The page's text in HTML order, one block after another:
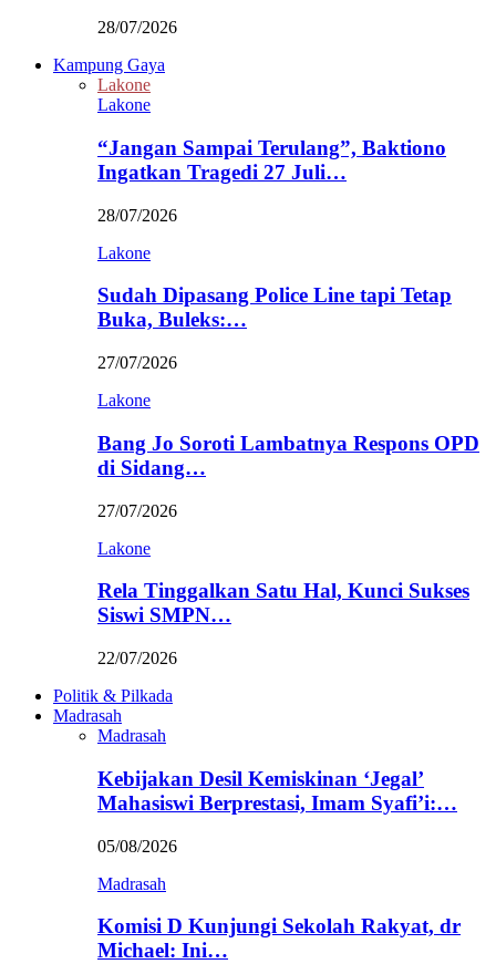
28/07/2026
Kampung Gaya
Lakone
Lakone
“Jangan Sampai Terulang”, Baktiono
Ingatkan Tragedi 27 Juli…
28/07/2026
Lakone
Sudah Dipasang Police Line tapi Tetap
Buka, Buleks:…
27/07/2026
Lakone
Bang Jo Soroti Lambatnya Respons OPD
di Sidang…
27/07/2026
Lakone
Rela Tinggalkan Satu Hal, Kunci Sukses
Siswi SMPN…
22/07/2026
Politik & Pilkada
Madrasah
Madrasah
Kebijakan Desil Kemiskinan ‘Jegal’
Mahasiswi Berprestasi, Imam Syafi’i:…
05/08/2026
Madrasah
Komisi D Kunjungi Sekolah Rakyat, dr
Michael: Ini…